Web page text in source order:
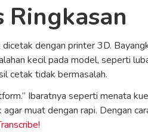
Ringkasan
dengan printer 3D.
kecil pada model, seperti
cetak tidak bermasalah.
Ibaratnya seperti menata
muat dengan rapi. Dengan